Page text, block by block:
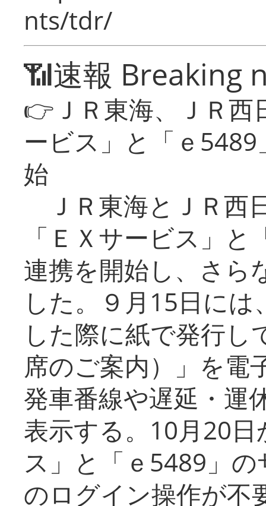
nts/tdr/
📶速報 Breaking
👉ＪＲ東海、ＪＲ
ービス」と「ｅ
始
ＪＲ東海とＪＲ西
「ＥＸサービス」
連携を開始し、さら
した。９月15日に
した際に紙で発行し
席のご案内）」を電
発車番線や遅延・運
表示する。10月20
ス」と「ｅ5489」
のログイン操作が不